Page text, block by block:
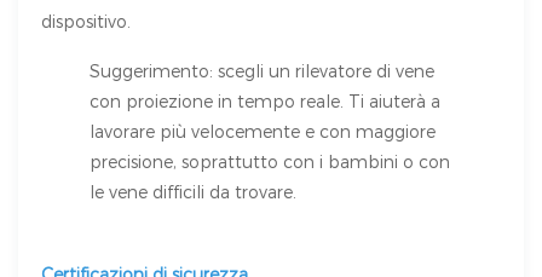
dispositivo.
Suggerimento: scegli un rilevatore di vene
con proiezione in tempo reale. Ti aiuterà a
lavorare più velocemente e con maggiore
precisione, soprattutto con i bambini o con
le vene difficili da trovare.